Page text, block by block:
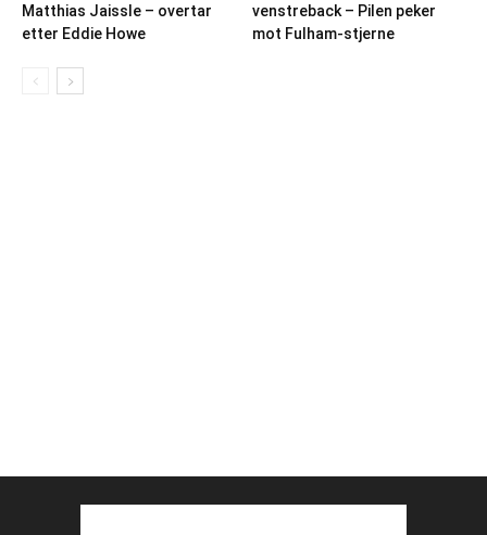
Matthias Jaissle – overtar
etter Eddie Howe
venstreback – Pilen peker
mot Fulham-stjerne